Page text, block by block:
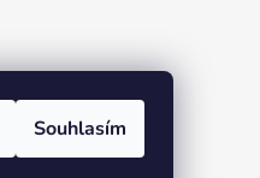
Souhlasím